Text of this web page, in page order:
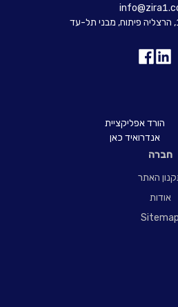
חברה
האתר
אודות
Sitemap
הורד אפליקציית
אנדרואיד כאן